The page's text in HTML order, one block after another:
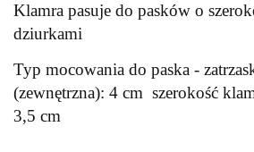
Klamra pasuje do pasków o
dziurkami
Typ mocowania do paska -
(zewnętrzna): 4 cm szerokość
3,5 cm